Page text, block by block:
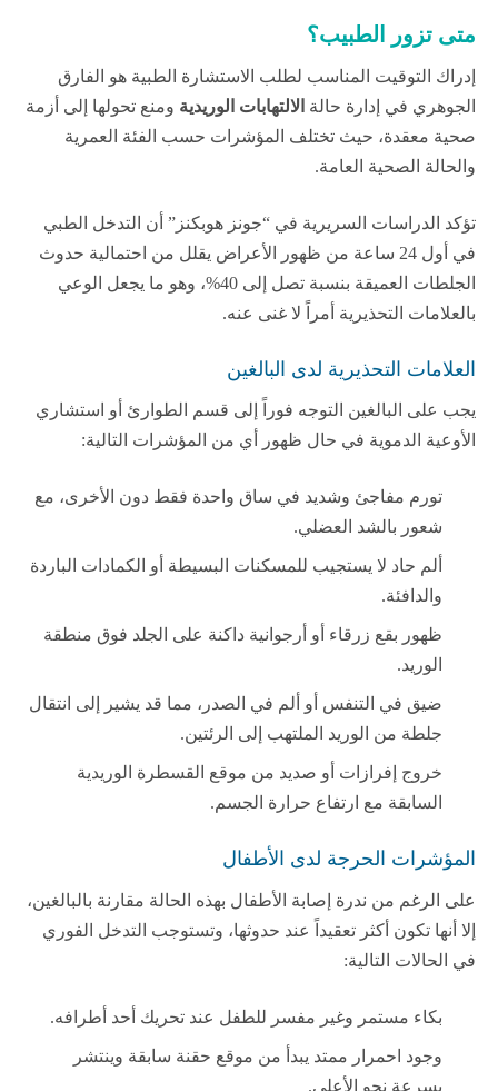
متى تزور الطبيب؟
إدراك التوقيت المناسب لطلب الاستشارة الطبية هو الفارق
الجوهري في إدارة حالة الالتهابات الوريدية ومنع تحولها إلى أزمة
صحية معقدة، حيث تختلف المؤشرات حسب الفئة العمرية
والحالة الصحية العامة.
تؤكد الدراسات السريرية في “جونز هوبكنز” أن التدخل الطبي
في أول 24 ساعة من ظهور الأعراض يقلل من احتمالية حدوث
الجلطات العميقة بنسبة تصل إلى 40%، وهو ما يجعل الوعي
بالعلامات التحذيرية أمراً لا غنى عنه.
العلامات التحذيرية لدى البالغين
يجب على البالغين التوجه فوراً إلى قسم الطوارئ أو استشاري
الأوعية الدموية في حال ظهور أي من المؤشرات التالية:
تورم مفاجئ وشديد في ساق واحدة فقط دون الأخرى، مع
شعور بالشد العضلي.
ألم حاد لا يستجيب للمسكنات البسيطة أو الكمادات الباردة
والدافئة.
ظهور بقع زرقاء أو أرجوانية داكنة على الجلد فوق منطقة
الوريد.
ضيق في التنفس أو ألم في الصدر، مما قد يشير إلى انتقال
جلطة من الوريد الملتهب إلى الرئتين.
خروج إفرازات أو صديد من موقع القسطرة الوريدية
السابقة مع ارتفاع حرارة الجسم.
المؤشرات الحرجة لدى الأطفال
على الرغم من ندرة إصابة الأطفال بهذه الحالة مقارنة بالبالغين،
إلا أنها تكون أكثر تعقيداً عند حدوثها، وتستوجب التدخل الفوري
في الحالات التالية:
بكاء مستمر وغير مفسر للطفل عند تحريك أحد أطرافه.
وجود احمرار ممتد يبدأ من موقع حقنة سابقة وينتشر
بسرعة نحو الأعلى.